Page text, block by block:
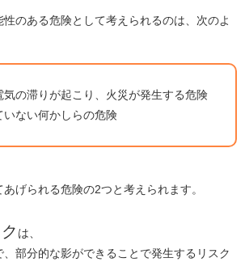
のある危険として考えられるのは、次のよ
気の滞りが起こり、火災が発生する危険
いない何かしらの危険
げられる危険の2つと考えられます。
は、
部分的な影ができることで発生するリスク